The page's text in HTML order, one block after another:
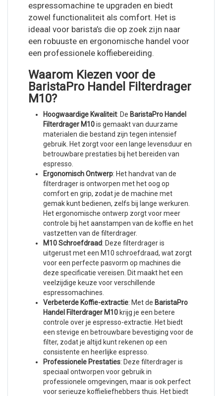
espressomachine te upgraden en biedt
zowel functionaliteit als comfort. Het is
ideaal voor barista’s die op zoek zijn naar
een robuuste en ergonomische handel voor
een professionele koffiebereiding.
Waarom Kiezen voor de
BaristaPro Handel Filterdrager
M10?
Hoogwaardige Kwaliteit: De BaristaPro Handel
Filterdrager M10is gemaakt van duurzame
materialen die bestand zijn tegen intensief
gebruik. Het zorgt voor een lange levensduur en
betrouwbare prestaties bij het bereiden van
espresso.
Ergonomisch Ontwerp: Het handvat van de
filterdrager is ontworpen met het oog op
comfort en grip, zodat je de machine met
gemak kunt bedienen, zelfs bij lange werkuren.
Het ergonomische ontwerp zorgt voor meer
controle bij het aanstampen van de koffie en het
vastzetten van de filterdrager.
M10 Schroefdraad: Deze filterdrager is
uitgerust met een M10 schroefdraad, wat zorgt
voor een perfecte pasvorm op machines die
deze specificatie vereisen. Dit maakt het een
veelzijdige keuze voor verschillende
espressomachines.
Verbeterde Koffie-extractie: Met de BaristaPro
Handel Filterdrager M10 krijg je een betere
controle over je espresso-extractie. Het biedt
een stevige en betrouwbare bevestiging voor de
filter, zodat je altijd kunt rekenen op een
consistente en heerlijke espresso.
Professionele Prestaties: Deze filterdrager is
speciaal ontworpen voor gebruik in
professionele omgevingen, maar is ook perfect
voor serieuze koffieliefhebbers thuis. Het biedt